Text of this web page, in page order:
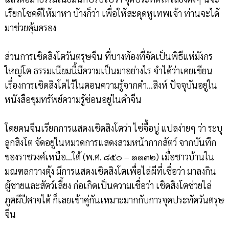
เรียกโชคดีให้มาหา บ้างก็ว่า เพื่อให้สะดุดหูเทพเจ้า ท่านจะได้
มาช่วยคุ้มครอง
ส่วนการเชิดสิงโตวันตรุษจีน ที่บางท้องที่จัดเป็นพิธีแห่มังกร
ใหญ่โต ธรรมเนียมนี้มีความเป็นมาอย่างไร จำได้ว่าเคยเขียน
เรื่องการเชิดสิงโตไว้ในตอนความรู้จากคำ...สิงห์ ปัจจุบันอยู่ใน
หนังสือขุมทรัพย์ความรู้ซ่อนอยู่ในคำจีน
โดยคนจีนเรียกการแสดงเชิดสิงโตว่า ไซ่จื้อบู่ แปลง่ายๆ ว่า ระบุ
ลูกสิงโต จัดอยู่ในหมวดการแสดงสวมหน้ากากสัตว์ จากบันทึก
ของราชวงศ์เหนือ...ใต้ (พ.ศ. ๘๕๐ – ๑๑๓๒) เมื่อชาวบ้านใน
มณฑลกวางตุ้ง มีการแสดงเชิดสิงโตเพื่อไล่ผีที่เชื่อว่า มาลงกิน
ผู้ชายและสัตว์เลี้ยง ก่อเกิดเป็นความเชื่อว่า เชิดสิงโตช่วยไล่
ภูตผีปีศาจได้ ก็เลยเข้าคู่กันเหมาะมากกับการจุดประทัดวันตรุษ
จีน